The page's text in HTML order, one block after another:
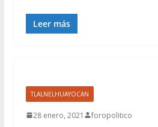
Leer más
TLALNELHUAYOCAN
28 enero, 2021 foropolitico